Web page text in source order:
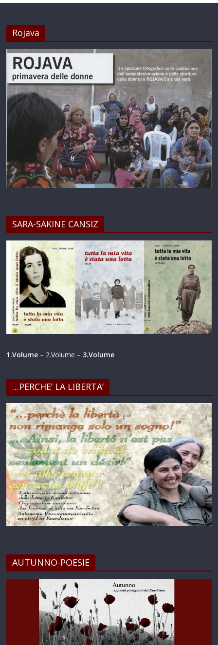
Rojava
SARA-SAKINE CANSIZ
1.Volume – 2.Volume – 3.Volume
…PERCHE’ LA LIBERTA’
AUTUNNO-POESIE